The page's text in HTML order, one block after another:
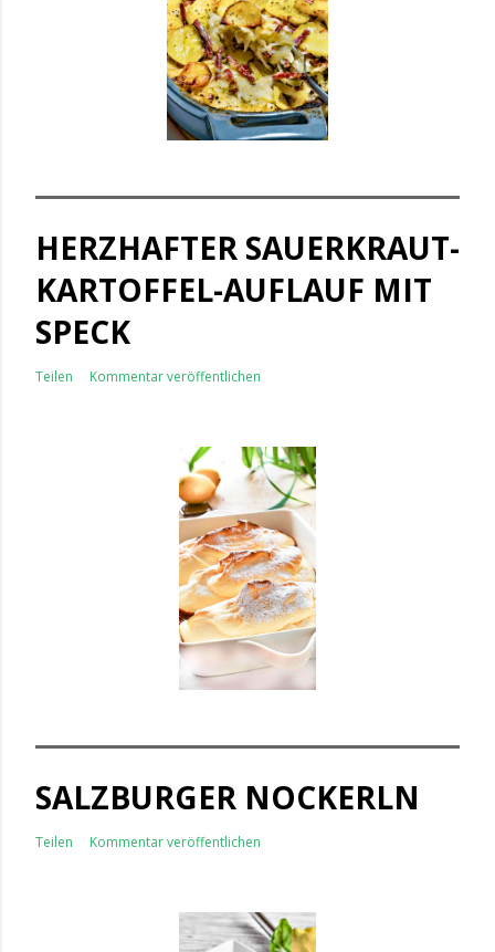
HERZHAFTER SAUERKRAUT-
KARTOFFEL-AUFLAUF MIT
SPECK
Teilen Kommentar veröffentlichen
SALZBURGER NOCKERLN
Teilen Kommentar veröffentlichen